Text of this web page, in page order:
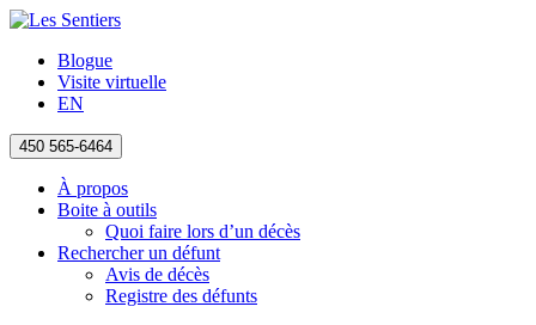
Blogue
Visite virtuelle
EN
450 565-6464
À propos
Boite à outils
Quoi faire lors d’un décès
Rechercher un défunt
Avis de décès
Registre des défunts